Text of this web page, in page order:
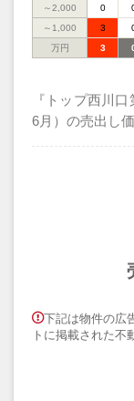
～2,000
0
～1,000
3
万円
3
『トップ西川
6月）の売出し
下記は物件の広
トに掲載された不